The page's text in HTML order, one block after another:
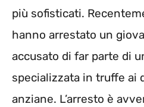
più sofisticati.
hanno arrestato un
accusato di far parte di
specializzata in truffe ai
anziane. L’arresto è